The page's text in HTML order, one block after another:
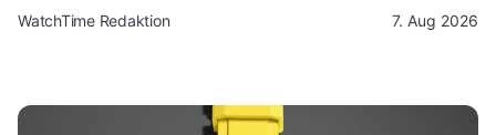
WatchTime Redaktion 7. Aug 2026